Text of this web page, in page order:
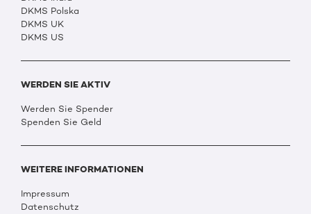
DKMS Polska
DKMS UK
DKMS US
WERDEN SIE AKTIV
Werden Sie Spender
Spenden Sie Geld
WEITERE INFORMATIONEN
Impressum
Datenschutz